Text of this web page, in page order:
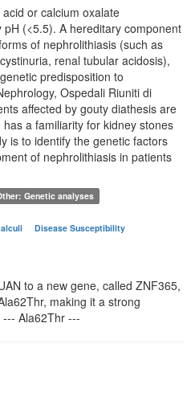
or calcium oxalate
(<5.5). A hereditary component
of nephrolithiasis (such as
renal tubular acidosis),
predisposition to
Ospedali Riuniti di
affected by gouty diathesis are
a familiarity for kidney stones
is to identify the genetic factors
of nephrolithiasis in patients
Genetic analyses
Disease Susceptibility
to a new gene, called ZNF365,
making it a strong
Ala62Thr ---